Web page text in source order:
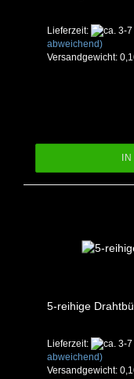
Lieferzeit:
abweichend)
Versandgewicht:
5-reihige
Lieferzeit:
abweichend)
Versandgewicht: